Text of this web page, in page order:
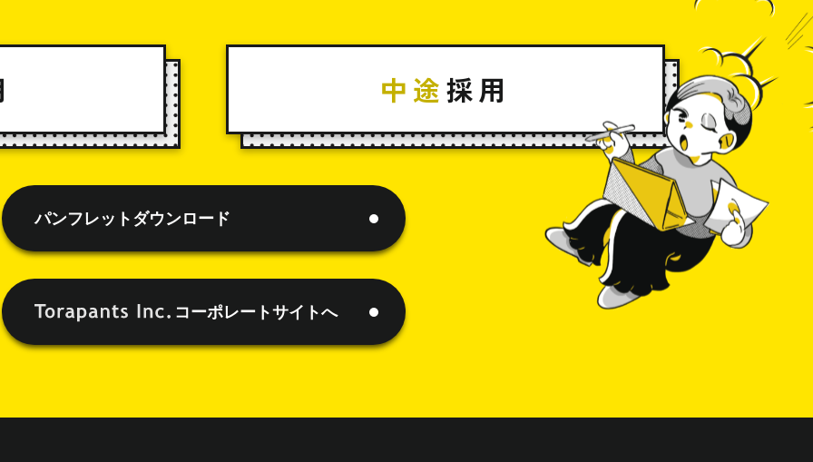
中途採用
パンフレットダウンロード
コーポレートサイトへ